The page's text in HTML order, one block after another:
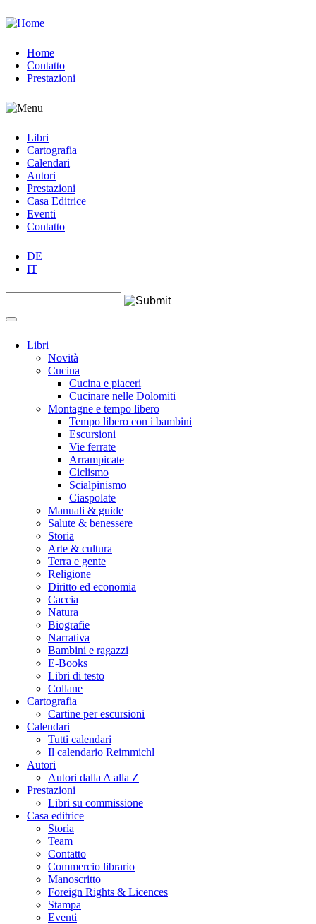
Jump to navigation
Home
Contatto
Prestazioni
Libri
Cartografia
Calendari
Autori
Prestazioni
Casa Editrice
Eventi
Contatto
DE
IT
Form di ricerca
Libri
Novità
Cucina
Cucina e piaceri
Cucinare nelle Dolomiti
Montagne e tempo libero
Tempo libero con i bambini
Escursioni
Vie ferrate
Arrampicate
Ciclismo
Scialpinismo
Ciaspolate
Manuali & guide
Salute & benessere
Storia
Arte & cultura
Terra e gente
Religione
Diritto ed economia
Caccia
Natura
Biografie
Narrativa
Bambini e ragazzi
E-Books
Libri di testo
Collane
Cartografia
Cartine per escursioni
Calendari
Tutti calendari
Il calendario Reimmichl
Autori
Autori dalla A alla Z
Prestazioni
Libri su commissione
Casa editrice
Storia
Team
Contatto
Commercio librario
Manoscritto
Foreign Rights & Licences
Stampa
Eventi